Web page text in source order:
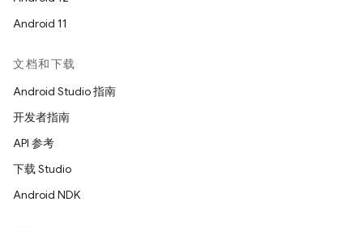
Android 11
文档和下载
Android Studio 指南
开发者指南
API 参考
下载 Studio
Android NDK